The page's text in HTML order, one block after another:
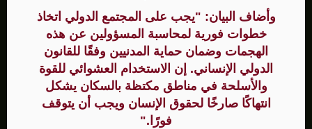
وأضاف البيان: "يجب على المجتمع الدولي اتخاذ
خطوات فورية لمحاسبة المسؤولين عن هذه
الهجمات وضمان حماية المدنيين وفقًا للقانون
الدولي الإنساني. إن الاستخدام العشوائي للقوة
والأسلحة في مناطق مكتظة بالسكان يشكل
انتهاكًا صارخًا لحقوق الإنسان ويجب أن يتوقف
فورًا."